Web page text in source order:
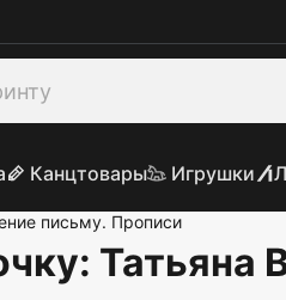
Канцтовары Игрушки
письму. Прописи
: Татьяна